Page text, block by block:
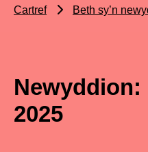
Cartref Beth sy’n
2025